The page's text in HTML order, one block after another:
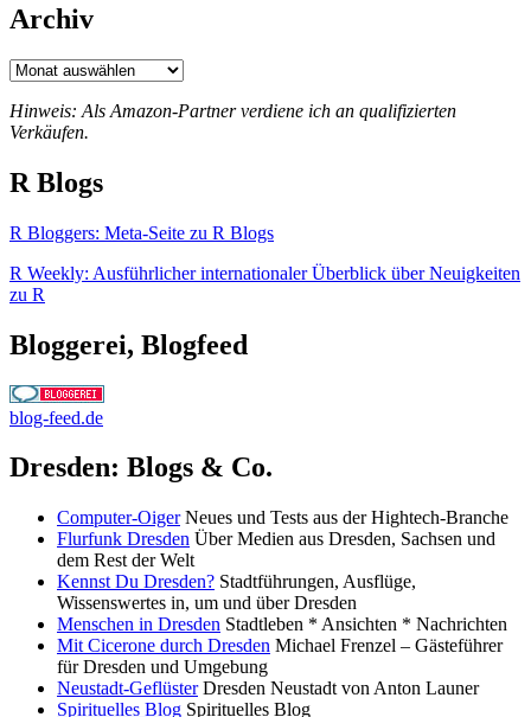
Archiv
Archiv
Hinweis: Als Amazon-Partner verdiene ich an qualifizierten
Verkäufen.
R Blogs
R Bloggers: Meta-Seite zu R Blogs
R Weekly: Ausführlicher internationaler Überblick über Neuigkeiten
zu R
Bloggerei, Blogfeed
blog-feed.de
Dresden: Blogs & Co.
Computer-OigerNeues und Tests aus der Hightech-Branche
Flurfunk Dresden Über Medien aus Dresden, Sachsen und
dem Rest der Welt
Kennst Du Dresden? Stadtführungen, Ausflüge,
Wissenswertes in, um und über Dresden
Menschen in Dresden Stadtleben * Ansichten * Nachrichten
Mit Cicerone durch Dresden Michael Frenzel – Gästeführer
für Dresden und Umgebung
Neustadt-GeflüsterDresden Neustadt von Anton Launer
Spirituelles Blog Spirituelles Blog